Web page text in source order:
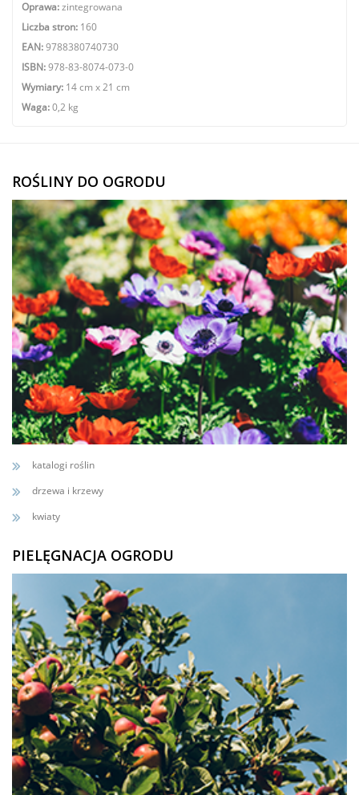
Oprawa:zintegrowana
Liczba stron: 160
EAN:9788380740730
ISBN:978-83-8074-073-0
Wymiary: 14 cm x 21 cm
Waga:0,2 kg
ROŚLINY DO OGRODU
katalogi roślin
drzewa i krzewy
kwiaty
PIELĘGNACJA OGRODU